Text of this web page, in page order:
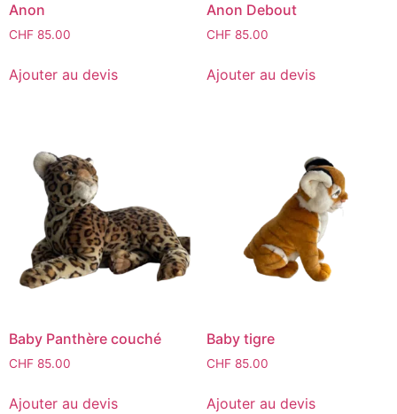
Anon
CHF 85.00
Ajouter au devis
Anon Debout
CHF85.00
Ajouter au devis
Baby Panthère couché
CHF 85.00
Ajouter au devis
Baby tigre
CHF85.00
Ajouter au devis